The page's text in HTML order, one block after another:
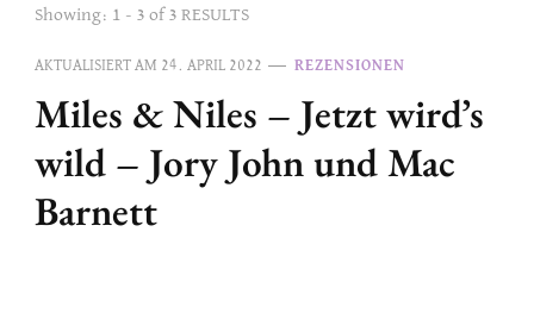
Showing: 1 - 3 of 3 RESULTS
AKTUALISIERT AM 24. APRIL 2022 REZENSIONEN
Miles & Niles – Jetzt wird’s
wild – Jory John und Mac
Barnett